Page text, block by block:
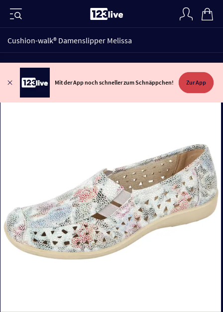
Cushion-walk® Damenslipper Melissa
Mit der App noch schneller zum Schnäppchen! Zur App